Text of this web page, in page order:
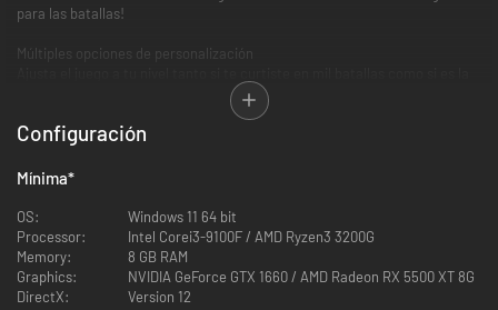
para las batallas!
Múltiples opciones de personalización
primera vez que lo pruebas con opciones de personalización que incluyen:
- Scroll de pantalla
- Formato de pantalla
- Potencia del Mega Buster
- Reducción de daños
- Recuperación de PV tras los combates
... ¡y muchas más!
Configuración
Mínima*
OS:
Windows 11 64 bit
Processor:
Intel Corei3-9100F / AMD Ryzen3 3200G
Memory:
8 GB RAM
Graphics:
NVIDIA GeForce GTX 1660 / AMD Radeon RX 5500 XT 8G
DirectX:
Version 12